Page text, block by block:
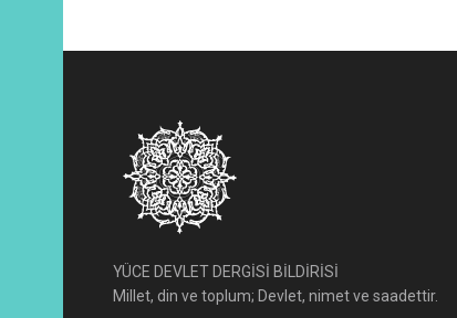
YÜCE DEVLET DERGİSİ BİLDİRİSİ
Millet, din ve toplum; Devlet, nimet ve saadettir.